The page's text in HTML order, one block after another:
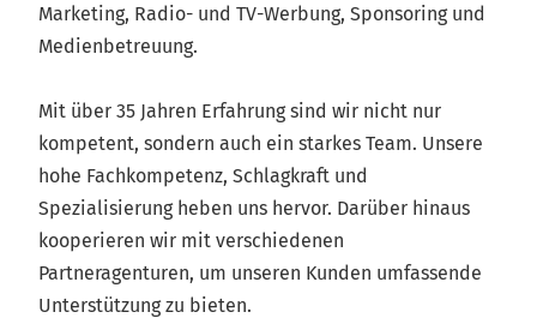
Marketing, Radio- und TV-Werbung, Sponsoring und
Medienbetreuung.
Mit über 35 Jahren Erfahrung sind wir nicht nur
kompetent, sondern auch ein starkes Team. Unsere
hohe Fachkompetenz, Schlagkraft und
Spezialisierung heben uns hervor. Darüber hinaus
kooperieren wir mit verschiedenen
Partneragenturen, um unseren Kunden umfassende
Unterstützung zu bieten.